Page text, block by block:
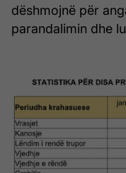
dëshmojnë për
parandalimin dhe